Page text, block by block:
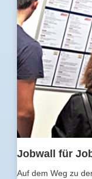
Jobwall für
Auf dem Weg zu